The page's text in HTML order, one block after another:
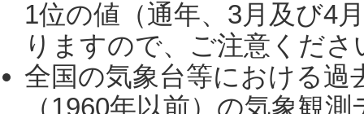
1位の値（通年、3月及び4
りますので、ご注意くだ
全国の気象台等における過
（1960年以前）の気象観